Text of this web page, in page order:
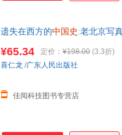
遗失在西方的中国史 :老北京写
¥65.34 定价： ¥198.00 (3.3折)
佳阅科技图书专营店
喜仁龙 /广东人民出版社